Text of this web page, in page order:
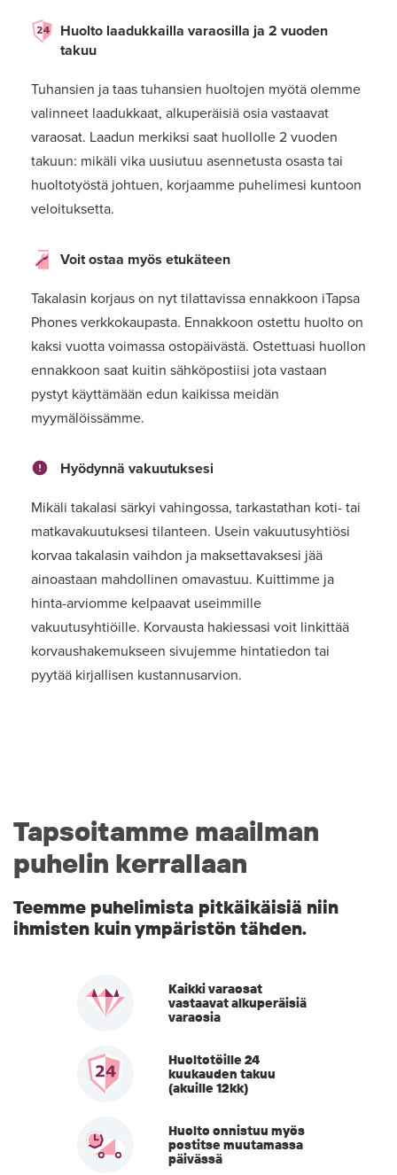
Huolto laadukkailla varaosilla ja 2 vuoden
takuu
Tuhansien ja taas tuhansien huoltojen myötä olemme
valinneet laadukkaat, alkuperäisiä osia vastaavat
varaosat. Laadun merkiksi saat huollolle 2 vuoden
takuun: mikäli vika uusiutuu asennetusta osasta tai
huoltotyöstä johtuen, korjaamme puhelimesi kuntoon
veloituksetta.
Voit ostaa myös etukäteen
Takalasin korjaus on nyt tilattavissa ennakkoon iTapsa
Phones verkkokaupasta. Ennakkoon ostettu huolto on
kaksi vuotta voimassa ostopäivästä. Ostettuasi huollon
ennakkoon saat kuitin sähköpostiisi jota vastaan
pystyt käyttämään edun kaikissa meidän
myymälöissämme.
Hyödynnä vakuutuksesi
Mikäli takalasi särkyi vahingossa, tarkastathan koti- tai
matkavakuutuksesi tilanteen. Usein vakuutusyhtiösi
korvaa takalasin vaihdon ja maksettavaksesi jää
ainoastaan mahdollinen omavastuu. Kuittimme ja
hinta-arviomme kelpaavat useimmille
vakuutusyhtiöille. Korvausta hakiessasi voit linkittää
korvaushakemukseen sivujemme hintatiedon tai
pyytää kirjallisen kustannusarvion.
Tapsoitamme maailman
puhelin kerrallaan
Teemme puhelimista pitkäikäisiä niin
ihmisten kuin ympäristön tähden.
Kaikki varaosat
vastaavat alkuperäisiä
varaosia
Huoltotöille 24
kuukauden takuu
(akuille 12kk)
Huolto onnistuu myös
postitse muutamassa
päivässä